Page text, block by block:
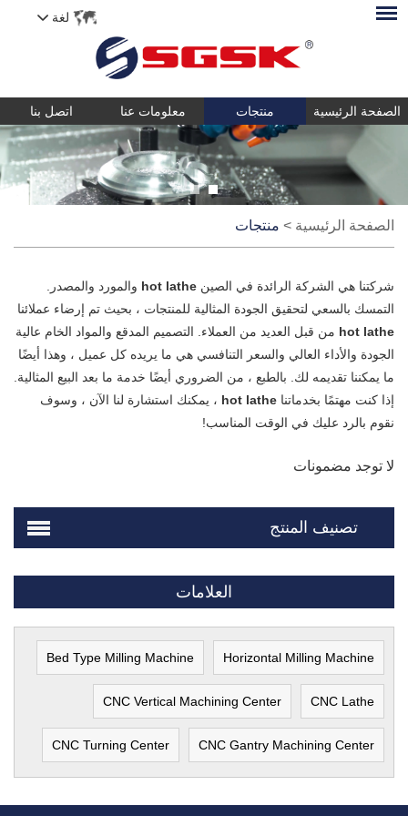
لغة
الصفحة الرئيسية منتجات معلومات عنا اتصل بنا
الصفحة الرئيسية > منتجات
شركتنا هي الشركة الرائدة في الصين hot lathe والمورد والمصدر.
التمسك بالسعي لتحقيق الجودة المثالية للمنتجات ، بحيث تم إرضاء عملائنا
hot lathe من قبل العديد من العملاء. التصميم المدقع والمواد الخام عالية
الجودة والأداء العالي والسعر التنافسي هي ما يريده كل عميل ، وهذا أيضًا
ما يمكننا تقديمه لك. بالطبع ، من الضروري أيضًا خدمة ما بعد البيع المثالية.
إذا كنت مهتمًا بخدماتنا hot lathe ، يمكنك استشارة لنا الآن ، وسوف
نقوم بالرد عليك في الوقت المناسب!
لا توجد مضمونات
تصنيف المنتج
العلامات
Horizontal Milling Machine
Bed Type Milling Machine
CNC Lathe
CNC Vertical Machining Center
CNC Gantry Machining Center
CNC Turning Center